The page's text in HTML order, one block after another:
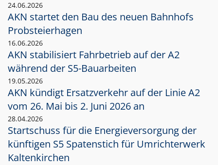
24.06.2026
AKN startet den Bau des neuen Bahnhofs
Probsteierhagen
16.06.2026
AKN stabilisiert Fahrbetrieb auf der A2
während der S5-Bauarbeiten
19.05.2026
AKN kündigt Ersatzverkehr auf der Linie A2
vom 26. Mai bis 2. Juni 2026 an
28.04.2026
Startschuss für die Energieversorgung der
künftigen S5 Spatenstich für Umrichterwerk
Kaltenkirchen